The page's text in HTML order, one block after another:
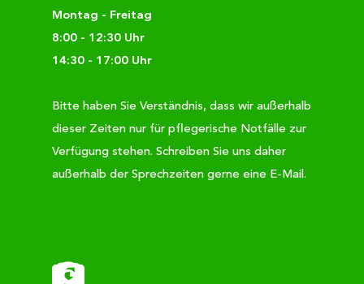
Montag - Freitag
8:00 - 12:30 Uhr
14:30 - 17:00 Uhr
Bitte haben Sie Verständnis, dass wir außerhalb
dieser Zeiten nur für pflegerische Notfälle zur
Verfügung stehen. Schreiben Sie uns daher
außerhalb der Sprechzeiten gerne eine E-Mail.